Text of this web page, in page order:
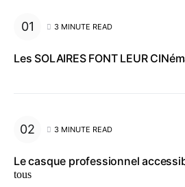
3 MINUTE READ
Les SOLAIRES FONT LEUR
3 MINUTE READ
Le casque professionnel
tous